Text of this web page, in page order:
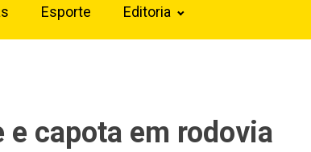
Esporte Editoria
e capota em rodovia